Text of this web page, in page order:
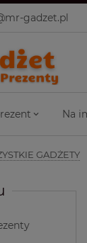
gadzet.pl
Na
GADŻETY